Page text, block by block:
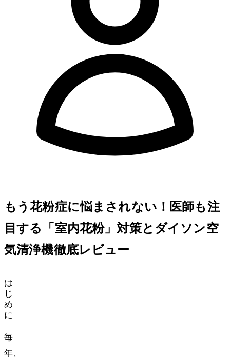
もう花粉症に悩まされない！医師も注
目する「室内花粉」対策とダイソン空
気清浄機徹底レビュー
は
じ
め
に
毎
年、